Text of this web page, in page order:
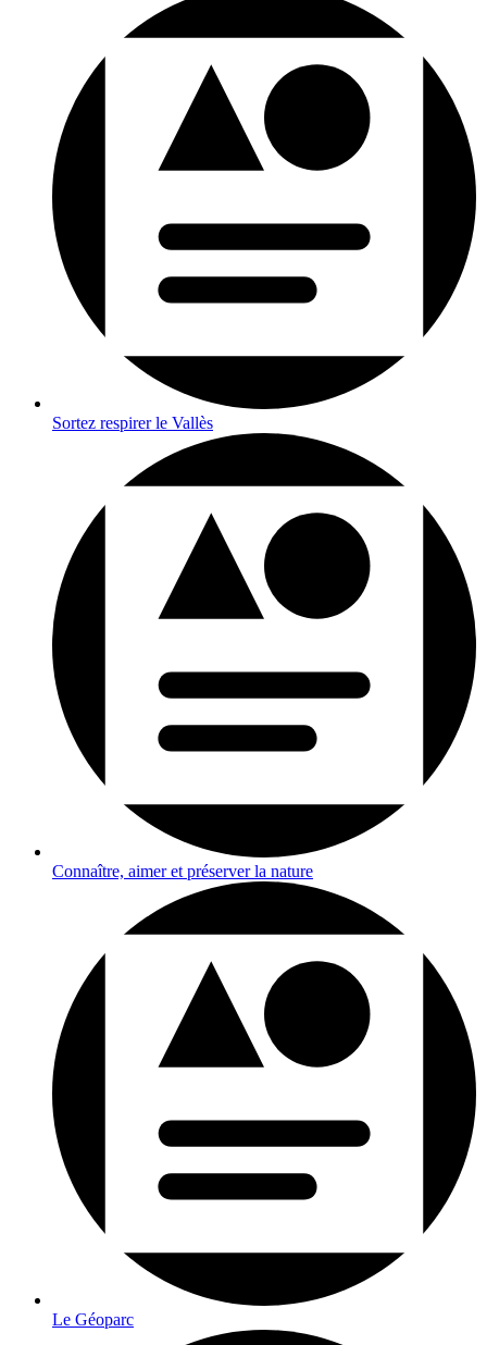
Sortez respirer le Vallès
Connaître, aimer et préserver la nature
Le Géoparc